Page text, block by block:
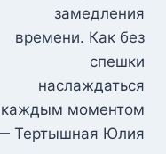
замедления
времени. Как без
спешки
наслаждаться
каждым моментом
Тертышная Юлия